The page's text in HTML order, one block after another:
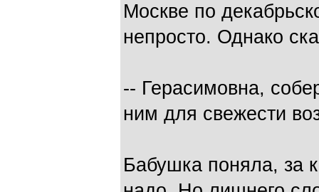
Москве по
непросто. Однако
-- Герасимовна,
ним для свежести
Бабушка поняла, за